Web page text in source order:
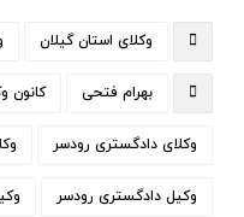
وکلای استان گیلان
بهرام فتحی کانون
وکلای دادگستری رودسر
وکیل دادگستری رودسر